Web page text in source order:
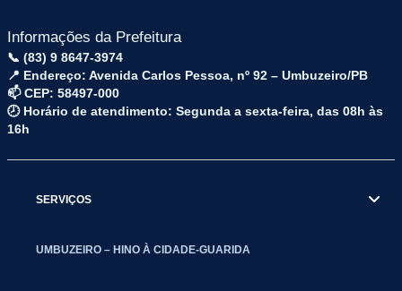
Informações da Prefeitura
📞 (83) 9 8647-3974
📍 Endereço: Avenida Carlos Pessoa, nº 92 – Umbuzeiro/PB
📫 CEP: 58497-000
🕗 Horário de atendimento: Segunda a sexta-feira, das 08h às
16h
SERVIÇOS
UMBUZEIRO – HINO À CIDADE-GUARIDA